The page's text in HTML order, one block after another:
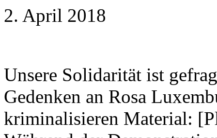
2. April 2018
Unsere Solidarität ist
Gedenken an Rosa
kriminalisieren Material: